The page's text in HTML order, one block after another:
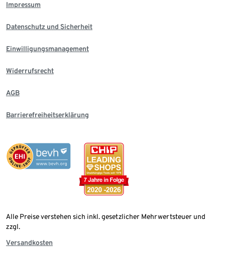
Impressum
Datenschutz und Sicherheit
Einwilligungsmanagement
Widerrufsrecht
AGB
Barrierefreiheitserklärung
Alle Preise verstehen sich inkl. gesetzlicher Mehrwertsteuer und
zzgl.
Versandkosten